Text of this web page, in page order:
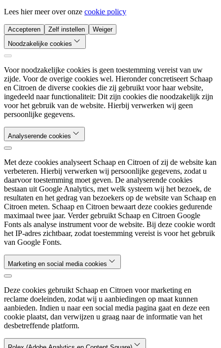
Lees hier meer over onze cookie policy
Accepteren Zelf instellen
Weiger
Noodzakelijke cookies
Voor noodzakelijke cookies is geen toestemming vereist van uw
zijde. Voor de overige cookies wel. Hieronder concretiseert Schaap
en Citroen de diverse cookies die zij gebruikt voor haar website,
ingedeeld naar functionaliteit: Dit zijn cookies die noodzakelijk zijn
voor het gebruik van de website. Hierbij verwerken wij geen
persoonlijke gegevens.
Analyserende cookies
Met deze cookies analyseert Schaap en Citroen of zij de website kan
verbeteren. Hierbij verwerken wij persoonlijke gegevens, zodat u
daarvoor toestemming moet geven. De analyserende cookies
bestaan uit Google Analytics, met welk systeem wij het bezoek, de
resultaten en het gedrag van bezoekers op de website van Schaap en
Citroen meten. Schaap en Citroen bewaart deze cookies gedurende
maximaal twee jaar. Verder gebruikt Schaap en Citroen Google
Fonts als analyse instrument voor de website. Bij deze cookie wordt
het IP-adres zichtbaar, zodat toestemming vereist is voor het gebruik
van Google Fonts.
Marketing en social media cookies
Deze cookies gebruikt Schaap en Citroen voor marketing en
reclame doeleinden, zodat wij u aanbiedingen op maat kunnen
aanbieden. Indien u naar een social media pagina gaat en deze een
cookie plaatst, dan verwijzen u graag naar de informatie van het
desbetreffende platform.